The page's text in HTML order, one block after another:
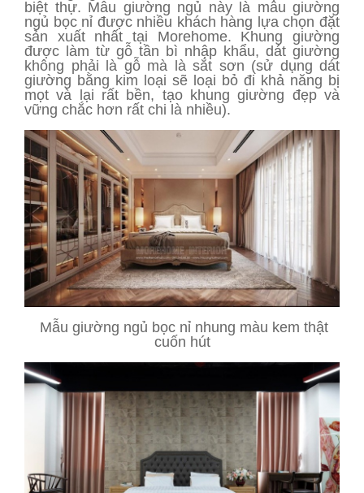
biệt thự. Mẫu giường ngủ này là mẫu giường
ngủ bọc nỉ được nhiều khách hàng lựa chọn đặt
sản xuất nhất tại Morehome. Khung giường
được làm từ gỗ tần bì nhập khẩu, dát giường
không phải là gỗ mà là sắt sơn (sử dụng dát
giường bằng kim loại sẽ loại bỏ đi khả năng bị
mọt và lại rất bền, tạo khung giường đẹp và
vững chắc hơn rất chi là nhiều).
Mẫu giường ngủ bọc nỉ nhung màu kem thật
cuốn hút